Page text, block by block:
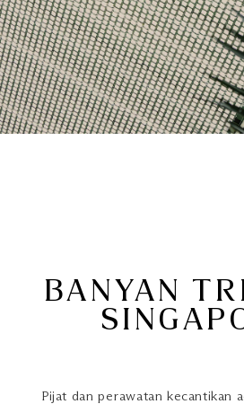
BANYAN
Pijat dan perawatan kecantikan